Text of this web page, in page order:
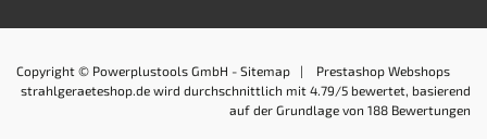
Copyright © Powerplustools GmbH - Sitemap | Prestashop Webshops
strahlgeraeteshop.de wird durchschnittlich mit 4.79/5 bewertet, basierend
auf der Grundlage von 188 Bewertungen